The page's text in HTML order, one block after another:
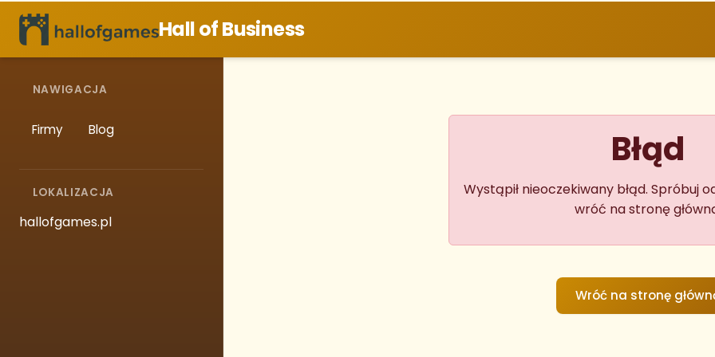
Hall of Business
NAWIGACJA
Firmy Blog
LOKALIZACJA
hallofgames.pl